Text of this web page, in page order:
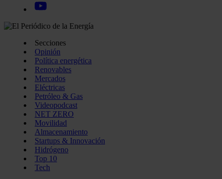
Secciones
Opinión
Política energética
Renovables
Mercados
Eléctricas
Petróleo & Gas
Videopodcast
NET ZERO
Movilidad
Almacenamiento
Startups & Innovación
Hidrógeno
Top 10
Tech